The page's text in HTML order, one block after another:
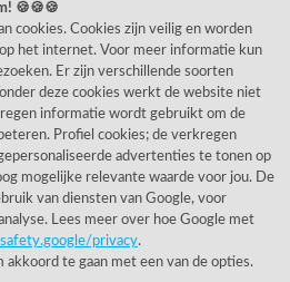
10:00 - 17:00
10:00 - 17:00
10:00 - 17:00
10:00 - 17:00
10:00 - 17:00
🍪🍪🍪
cookies. Cookies zijn veilig en worden
het internet. Voor meer informatie kun
Er zijn verschillende soorten
deze cookies werkt de website niet
informatie wordt gebruikt om de
Profiel cookies; de verkregen
advertenties te tonen op
mogelijke relevante waarde voor jou. De
van diensten van Google, voor
Lees meer over hoe Google met
privacy.
te gaan met een van de opties.